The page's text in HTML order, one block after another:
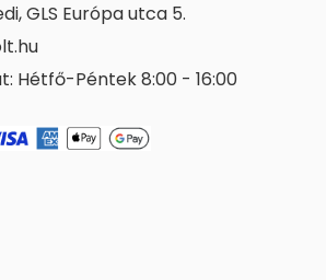
GLS Európa utca 5.
Hétfő-Péntek 8:00 - 16:00